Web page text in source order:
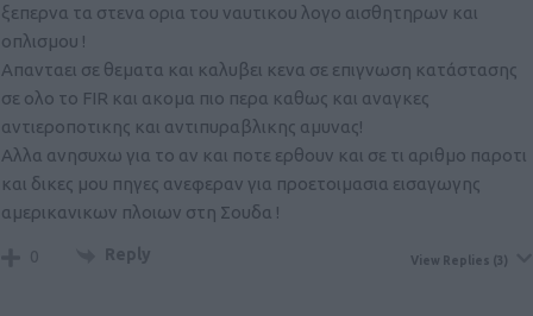
ξεπερνα τα στενα ορια του ναυτικου λογο αισθητηρων και
οπλισμου !
Απανταει σε θεματα και καλυβει κενα σε επιγνωση κατάστασης
σε ολο το FIR και ακομα πιο περα καθως και αναγκες
αντιεροποτικης και αντιπυραβλικης αμυνας!
Αλλα ανησυχω για το αν και ποτε ερθουν και σε τι αριθμο παροτι
και δικες μου πηγες ανεφεραν για προετοιμασια εισαγωγης
αμερικανικων πλοιων στη Σουδα !
0 Reply View Replies (3)